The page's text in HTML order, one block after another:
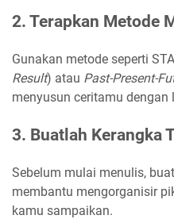
2. Terapkan Metode
Gunakan metode seperti
Result) atau Past-Present-
menyusun ceritamu dengan
3. Buatlah Kerangka
Sebelum mulai menulis,
membantu mengorganisir
kamu sampaikan.